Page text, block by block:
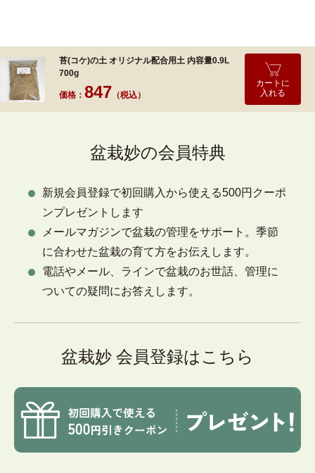
苔(コケ)の土 オリジナル配合用土 内容量0.9L
700g
価格： 847 （税込）
カートに
入れる
盆栽妙の会員特典
新規会員登録で初回購入から使える500円クーポ
ンプレゼントします
メールマガジンで盆栽の管理をサポート。季節
に合わせた盆栽の育て方をお伝えします。
電話やメール、ラインで盆栽のお世話、管理に
ついての疑問にお答えします。
盆栽妙 会員登録はこちら